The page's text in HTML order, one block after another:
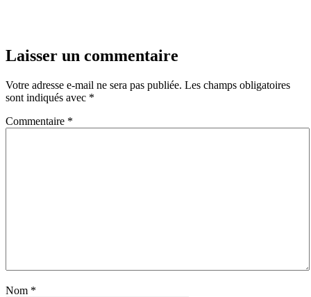
Laisser un commentaire
Votre adresse e-mail ne sera pas publiée. Les champs obligatoires
sont indiqués avec *
Commentaire *
Nom *